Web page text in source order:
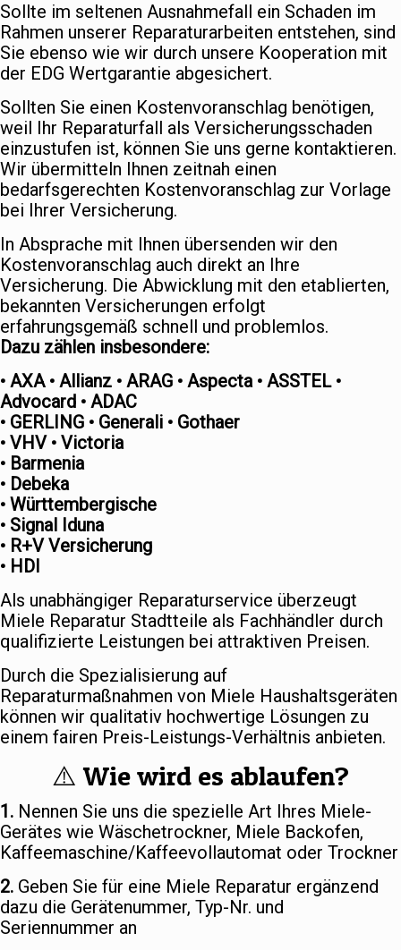
Sollte im seltenen Ausnahmefall ein Schaden im
Rahmen unserer Reparaturarbeiten entstehen, sind
Sie ebenso wie wir durch unsere Kooperation mit
der EDG Wertgarantie abgesichert.
Sollten Sie einen Kostenvoranschlag benötigen,
weil Ihr Reparaturfall als Versicherungsschaden
einzustufen ist, können Sie uns gerne kontaktieren.
Wir übermitteln Ihnen zeitnah einen
bedarfsgerechten Kostenvoranschlag zur Vorlage
bei Ihrer Versicherung.
In Absprache mit Ihnen übersenden wir den
Kostenvoranschlag auch direkt an Ihre
Versicherung. Die Abwicklung mit den etablierten,
bekannten Versicherungen erfolgt
erfahrungsgemäß schnell und problemlos.
Dazu zählen insbesondere:
• AXA • Allianz • ARAG • Aspecta • ASSTEL •
Advocard • ADAC
• GERLING • Generali • Gothaer
• VHV • Victoria
• Barmenia
• Debeka
• Württembergische
• Signal Iduna
• R+V Versicherung
• HDI
Als unabhängiger Reparaturservice überzeugt
Miele Reparatur Stadtteile als Fachhändler durch
qualifizierte Leistungen bei attraktiven Preisen.
Durch die Spezialisierung auf
Reparaturmaßnahmen von Miele Haushaltsgeräten
können wir qualitativ hochwertige Lösungen zu
einem fairen Preis-Leistungs-Verhältnis anbieten.
⚠️ Wie wird es ablaufen?
1. Nennen Sie uns die spezielle Art Ihres Miele-
Gerätes wie Wäschetrockner, Miele Backofen,
Kaffeemaschine/Kaffeevollautomat oder Trockner
2. Geben Sie für eine Miele Reparatur ergänzend
dazu die Gerätenummer, Typ-Nr. und
Seriennummer an